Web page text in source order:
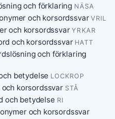
och förklaring NÄSA
och korsordssvar VRIL
och korsordssvar YRKAR
och korsordssvar HATT
och förklaring
betydelse LOCKROP
korsordssvar STÅ
och betydelse RI
och korsordssvar